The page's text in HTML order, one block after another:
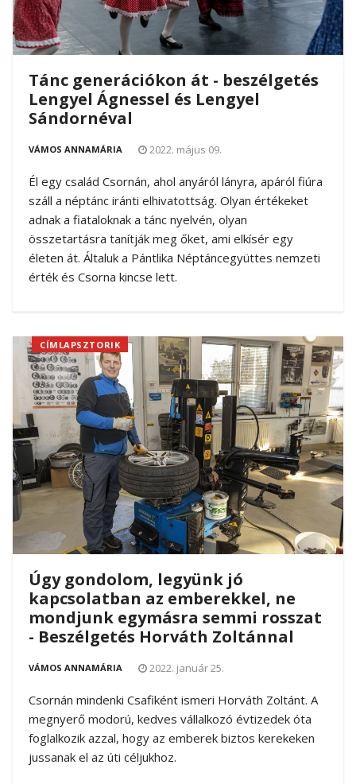
Tánc generációkon át - beszélgetés
Lengyel Ágnessel és Lengyel
Sándornéval
VÁMOS ANNAMÁRIA 2022. május 09.
Él egy család Csornán, ahol anyáról lányra, apáról fiúra
száll a néptánc iránti elhivatottság. Olyan értékeket
adnak a fiataloknak a tánc nyelvén, olyan
összetartásra tanítják meg őket, ami elkísér egy
életen át. Általuk a Pántlika Néptáncegyüttes nemzeti
érték és Csorna kincse lett.
Úgy gondolom, legyünk jó
kapcsolatban az emberekkel, ne
mondjunk egymásra semmi rosszat
- Beszélgetés Horváth Zoltánnal
VÁMOS ANNAMÁRIA
CÍMLAPSZTORIK
2022. január 25.
Csornán mindenki Csafiként ismeri Horváth Zoltánt. A
megnyerő modorú, kedves vállalkozó évtizedek óta
foglalkozik azzal, hogy az emberek biztos kerekeken
jussanak el az úti céljukhoz.